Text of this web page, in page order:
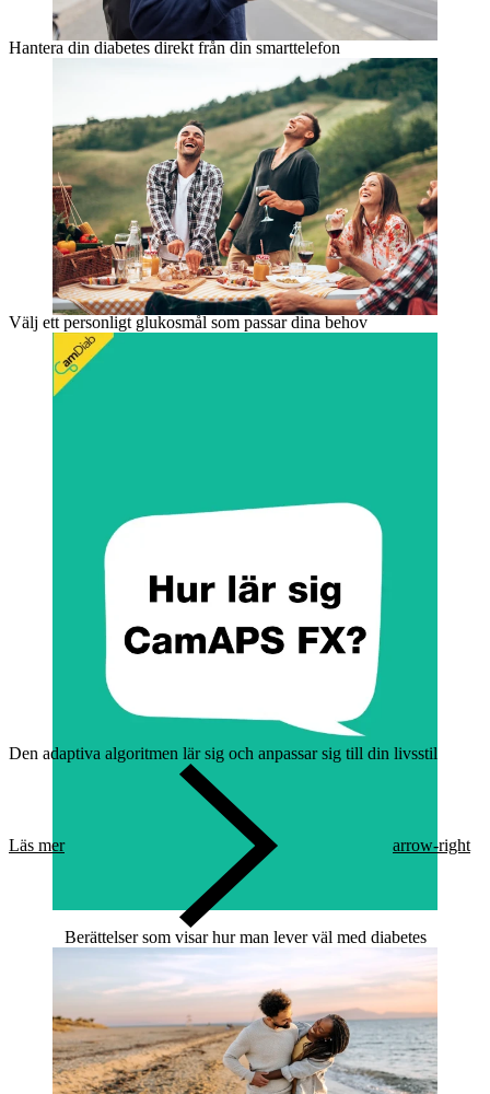
Hantera din diabetes direkt från din smarttelefon
Välj ett personligt glukosmål som passar dina behov
Den adaptiva algoritmen lär sig och anpassar sig till din livsstil
Läs mer arrow-right
Berättelser som visar hur man lever väl med diabetes